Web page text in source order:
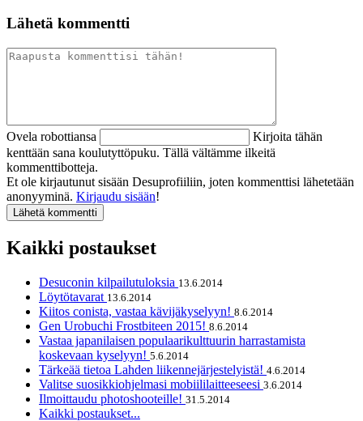
Lähetä kommentti
Ovela robottiansa
Kirjoita tähän
kenttään sana koulutyttöpuku. Tällä vältämme ilkeitä
kommenttibotteja.
Et ole kirjautunut sisään Desuprofiiliin, joten kommenttisi lähetetään
anonyyminä. Kirjaudu sisään!
Kaikki postaukset
Desuconin kilpailutuloksia 13.6.2014
Löytötavarat 13.6.2014
Kiitos conista, vastaa kävijäkyselyyn! 8.6.2014
Gen Urobuchi Frostbiteen 2015! 8.6.2014
Vastaa japanilaisen populaarikulttuurin harrastamista
koskevaan kyselyyn! 5.6.2014
Tärkeää tietoa Lahden liikennejärjestelyistä! 4.6.2014
Valitse suosikkiohjelmasi mobiililaitteeseesi 3.6.2014
Ilmoittaudu photoshooteille! 31.5.2014
Kaikki postaukset...